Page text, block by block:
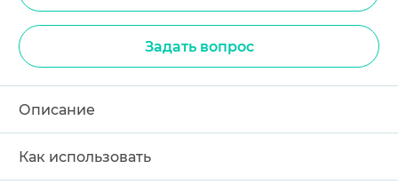
Задать вопрос
Описание
Как использовать